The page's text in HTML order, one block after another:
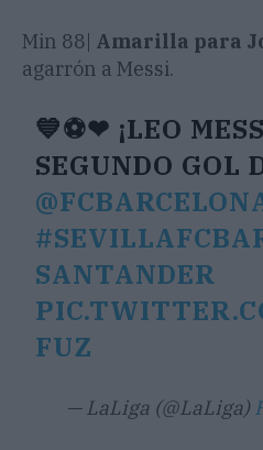
Min 88| Amarilla para
agarrón a Messi.
💙⚽❤ ¡LEO
SEGUNDO GOL
SANTANDER
FUZ
— LaLiga (@LaLiga)